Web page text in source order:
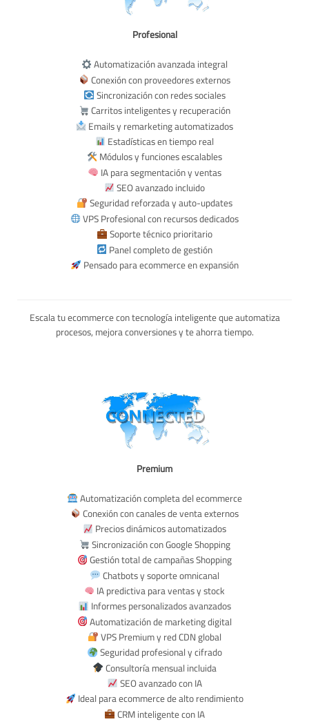
Profesional
Automatización avanzada integral
Conexión con proveedores externos
Sincronización con redes sociales
Carritos inteligentes y recuperación
Emails y remarketing automatizados
Estadísticas en tiempo real
Módulos y funciones escalables
IA para segmentación y ventas
SEO avanzado incluido
Seguridad reforzada y auto-updates
VPS Profesional con recursos dedicados
Soporte técnico prioritario
Panel completo de gestión
Pensado para ecommerce en expansión
Escala tu ecommerce con tecnología inteligente que automatiza
procesos, mejora conversiones y te ahorra tiempo.
Premium
Automatización completa del ecommerce
Conexión con canales de venta externos
Precios dinámicos automatizados
Sincronización con Google Shopping
Gestión total de campañas Shopping
Chatbots y soporte omnicanal
IA predictiva para ventas y stock
Informes personalizados avanzados
Automatización de marketing digital
VPS Premium y red CDN global
Seguridad profesional y cifrado
Consultoría mensual incluida
SEO avanzado con IA
Ideal para ecommerce de alto rendimiento
CRM inteligente con IA